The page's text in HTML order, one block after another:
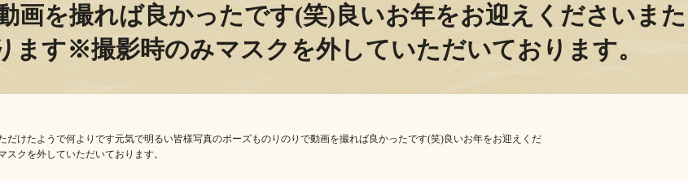
画を撮れば良かったです(笑)良いお年をお迎えくださいまた
ます️※撮影時のみマスクを外していただいております。
けたようで何よりです元気で明るい皆様写真のポーズものりのりで動画を撮れば良かったです(笑)良いお年をお迎えくだ
クを外していただいております。